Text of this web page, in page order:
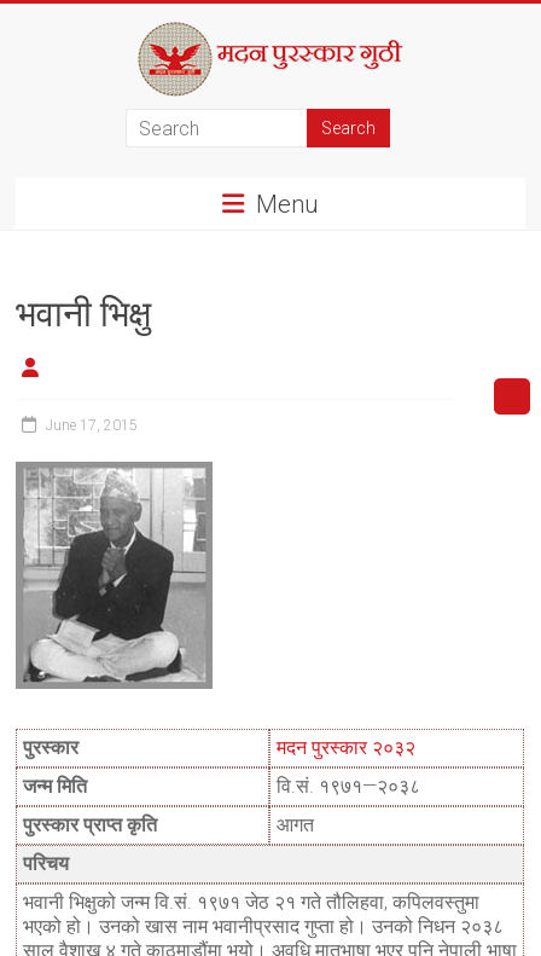
Menu
भवानी भिक्षु
June 17, 2015
पुरस्कार
मदन पुरस्कार २०३२
जन्म मिति
वि.सं. १९७१—२०३८
पुरस्कार प्राप्त कृति
आगत
परिचय
भवानी भिक्षुको जन्म वि.सं. १९७१ जेठ २१ गते तौलिहवा, कपिलवस्तुमा
भएको हो। उनको खास नाम भवानीप्रसाद गुप्ता हो। उनको निधन २०३८
साल वैशाख ४ गते काठमाडौंमा भयो। अवधि मातृभाषा भएर पनि नेपाली भाषा